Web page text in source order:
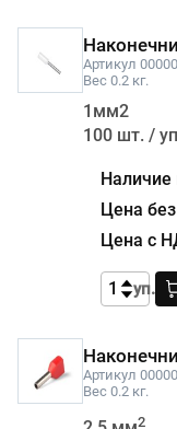
Артикул
Вес 0.2 кг.
1мм2
100 шт. /
уп.
Артикул
Вес 0.2 кг.
2